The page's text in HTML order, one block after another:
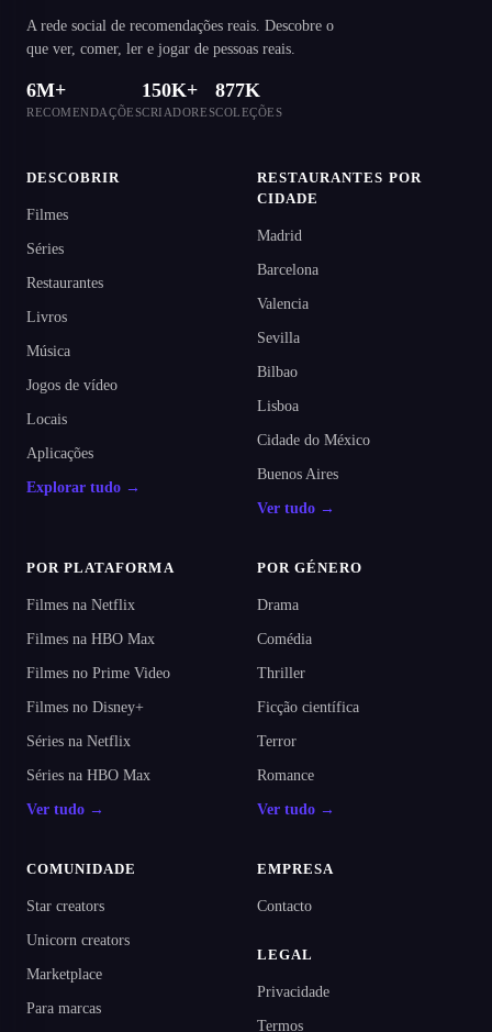
A rede social de recomendações reais. Descobre o
que ver, comer, ler e jogar de pessoas reais.
6M+
RECOMENDAÇÕES
150K+
CRIADORES
877K
COLEÇÕES
DESCOBRIR
Filmes
Séries
Restaurantes
Livros
Música
Jogos de vídeo
Locais
Aplicações
Explorar tudo →
RESTAURANTES POR
CIDADE
Madrid
Barcelona
Valencia
Sevilla
Bilbao
Lisboa
Cidade do México
Buenos Aires
Ver tudo →
POR PLATAFORMA
Filmes na Netflix
Filmes na HBO Max
Filmes no Prime Video
Filmes no Disney+
Séries na Netflix
Séries na HBO Max
Ver tudo →
POR GÉNERO
Drama
Comédia
Thriller
Ficção científica
Terror
Romance
Ver tudo →
COMUNIDADE
Star creators
Unicorn creators
Marketplace
Para marcas
EMPRESA
Contacto
LEGAL
Privacidade
Termos